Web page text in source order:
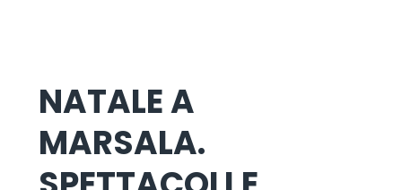
NATALE A
MARSALA.